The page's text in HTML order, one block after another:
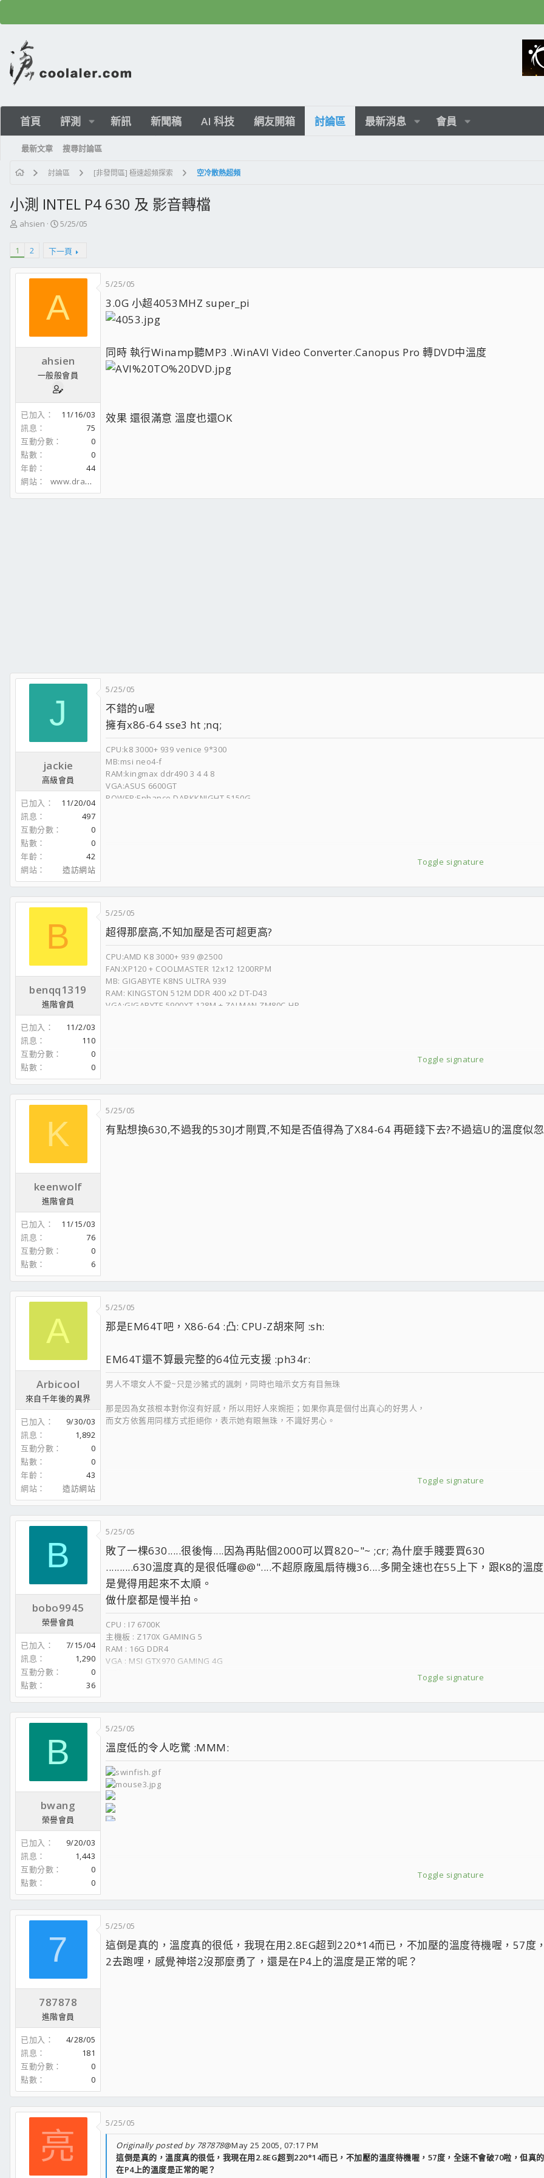
首頁 評測 新訊 新聞稿 AI 科技 網友開箱 討論區 最新消息 會員
最新文章 搜尋討論區
討論區 [非發問區] 極速超頻探索 空冷散熱超頻
小測 INTEL P4 630 及 影音轉檔
主
起
人
ahsien
開
日
5/25/05
1 2 下一頁
A
ahsien
一般般會員
已加入
11/16/03
訊息
75
互動分數
0
點數
0
年齡
44
網站
www.dragon-tech.idv.tw
5/25/05
3.0G 小超4053MHZ super_pi
同時 執行Winamp聽MP3 .WinAVI Video Converter.Canopus Pro 轉DVD中溫度
效果 還很滿意 溫度也還OK
J
jackie
高級會員
已加入
11/20/04
訊息
497
互動分數
0
點數
0
年齡
42
網站
造訪網站
5/25/05
不錯的u喔
擁有x86-64 sse3 ht ;nq;
Toggle signature
CPU:k8 3000+ 939 venice 9*300
MB:msi neo4-f
RAM:kingmax ddr490 3 4 4 8
VGA:ASUS 6600GT
POWER:Enhance DARKKNIGHT 5150G
B
benqq1319
進階會員
已加入
11/2/03
訊息
110
互動分數
0
點數
0
5/25/05
超得那麼高,不知加壓是否可超更高?
Toggle signature
CPU:AMD K8 3000+ 939 @2500
FAN:XP120 + COOLMASTER 12x12 1200RPM
MB: GIGABYTE K8NS ULTRA 939
RAM: KINGSTON 512M DDR 400 x2 DT-D43
VGA:GIGABYTE 5900XT 128M + ZALMAN ZM80C-HP
FLOOPY:MITSUMI 1.44FDD 黑
CASE:SNAKE 紅腹蛇(黑)
K
keenwolf
進階會員
已加入
11/15/03
訊息
76
互動分數
0
點數
6
5/25/05
有點想換630,不過我的530J才剛買,不知是否值得為了X84-64 再砸錢下去?不過這U的溫度似
A
Arbicool
來自千年後的異界
已加入
9/30/03
訊息
1,892
互動分數
0
點數
0
年齡
43
網站
造訪網站
5/25/05
那是EM64T吧，X86-64 :凸: CPU-Z胡來阿 :sh:
EM64T還不算最完整的64位元支援 :ph34r:
Toggle signature
男人不壞女人不愛~只是沙豬式的諷刺，同時也暗示女方有目無珠
那是因為女孩根本對你沒有好感，所以用好人來婉拒；如果你真是個付出真心的好男人，
而女方依舊用同樣方式拒絕你，表示她有眼無珠，不識好男心。
B
bobo9945
榮譽會員
已加入
7/15/04
訊息
1,290
互動分數
0
點數
36
5/25/05
敗了一棵630.....很後悔....因為再貼個2000可以買820~"~ ;cr; 為什麼手賤要買630
..........630溫度真的是很低囉@@"....不超原廠風扇待機36....多開全速也在55上下，跟K8的溫
是覺得用起來不太順。
做什麼都是慢半拍。
Toggle signature
CPU : I7 6700K
主機板 : Z170X GAMING 5
RAM : 16G DDR4
VGA : MSI GTX970 GAMING 4G
B
bwang
榮譽會員
已加入
9/20/03
訊息
1,443
互動分數
0
點數
0
5/25/05
溫度低的令人吃驚 :MMM:
Toggle signature
7
787878
進階會員
已加入
4/28/05
訊息
181
互動分數
0
點數
0
5/25/05
這倒是真的，溫度真的很低，我現在用2.8EG超到220*14而已，不加壓的溫度待機喔，57度
2去跑哩，感覺神塔2沒那麼勇了，還是在P4上的溫度是正常的呢？
亮
5/25/05
Originally posted by 787878@May 25 2005, 07:17 PM
這倒是真的，溫度真的很低，我現在用2.8EG超到220*14而已，不加壓的溫度待機喔，57度，全速不會破70啦，但真
在P4上的溫度是正常的呢？